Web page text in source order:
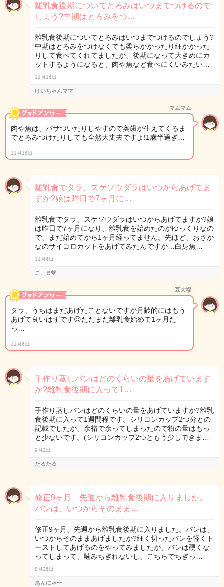
離乳食後期についてとろみはいつまでつけるので
しょう?中期はとろみをつ…
離乳食後期についてとろみはいつまでつけるのでしょう?
中期はとろみをつけなくても柔らかかったり細かかった
りして食べてくれてましたが、後期になって大きめにカ
ットするようになると、肉や魚など食べにくいみたい…
11月16日
けいちゃんママ
マムマム
肉や魚は、パサついたりしやすので奥歯が生えてくるま
でとろみつけたりしても全然大丈夫ですよ!1歳半過ぎ…
11月16日
離乳食でタラ、スケソウダラはいつからあげてま
すか?娘は昨日で7ヶ月に…
離乳食でタラ、スケソウダラはいつからあげてますか?娘
は昨日で7ヶ月になり、離乳食を始めたのがゆっくりなの
で、まだ始めてから1ヶ月経ってません。先ほど、おさか
なのサイコロカットをあげてみたんですが…白身魚…
11月6日
こ。⛄️💖
豆大福
タラ、うちはまだあげたことないですが月齢的にはもう
あげて良いはずです😌ただまだ離乳食始めて1ヶ月た
っ…
11月6日
手作り蒸しパンはどのくらいの量をあげています
か?離乳食後期に入って1…
手作り蒸しパンはどのくらいの量をあげていますか?離乳
食後期に入って1週間程です。シリコンカップ2つ分との
記載でしたが、余裕で余ってしまったので粉の量はもっ
と少ないです。(シリコンカップ2つともう少しできま…
9月2日
たるたる
修正9ヶ月、先週から離乳食後期に入りました。
パンは、いつからそのまま…
修正9ヶ月、先週から離乳食後期に入りました。パンは、
いつからそのままあげましたか?細く切ったパンを軽くト
ーストしてあげるのをやってみましたが、パンは硬くな
ってしまって、噛みちぎれないし、こちらでちぎっ…
8月26日
あんにゃー